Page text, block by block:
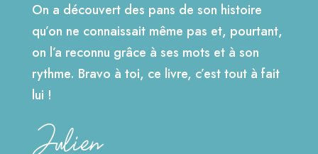
On a découvert des pans de son histoire
qu’on ne connaissait même pas et, pourtant,
on l’a reconnu grâce à ses mots et à son
rythme. Bravo à toi, ce livre, c’est tout à fait
lui !
Julien